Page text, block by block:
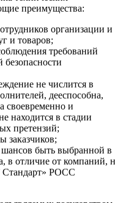
преимущества:
организации и
и товаров;
требований
не числится в
дееспособна,
своевременно и
находится в стадии
претензий;
заказчиков;
быть выбранной в
в отличие от компаний,
РОСС